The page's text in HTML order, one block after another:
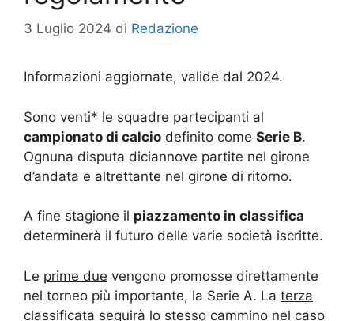
3 Luglio 2024 di Redazione
Informazioni aggiornate, valide dal 2024.
Sono venti* le squadre partecipanti al
campionato di calcio definito come Serie B.
Ognuna disputa diciannove partite nel girone
d’andata e altrettante nel girone di ritorno.
A fine stagione il piazzamento in classifica
determinerà il futuro delle varie società iscritte.
Le prime due vengono promosse direttamente
nel torneo più importante, la Serie A. La terza
classificata seguirà lo stesso cammino nel caso